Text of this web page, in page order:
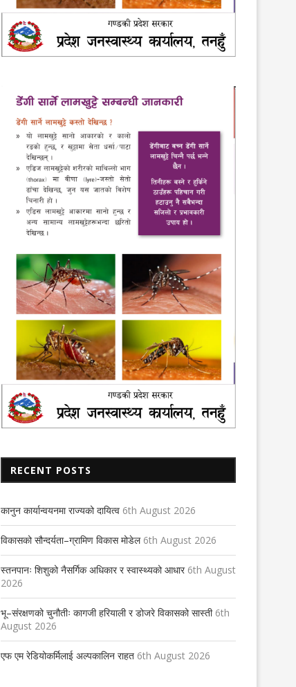
RECENT POSTS
कानुन कार्यान्वयनमा राज्यको दायित्व 6th August 2026
विकासको सौन्दर्यता–ग्रामिण विकास मोडेल 6th August 2026
स्तनपानः शिशुको नैसर्गिक अधिकार र स्वास्थ्यको आधार 6th August
2026
भू–संरक्षणको चुनौतीः कागजी हरियाली र डोजरे विकासको सास्ती 6th
August 2026
एफ एम रेडियोकर्मिलाई अल्पकालिन राहत 6th August 2026